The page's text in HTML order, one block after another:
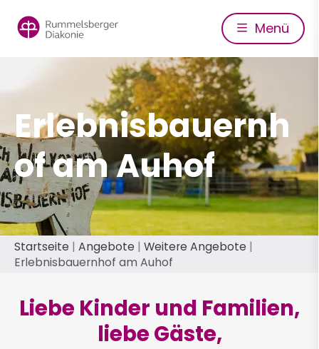
zum
Inhalt
Menü
Erlebnisbauernh
of am Auhof
Pfadnavigation
Startseite Angebote
Weitere Angebote
Erlebnisbauernhof am Auhof
Liebe Kinder und Familien,
liebe Gäste,